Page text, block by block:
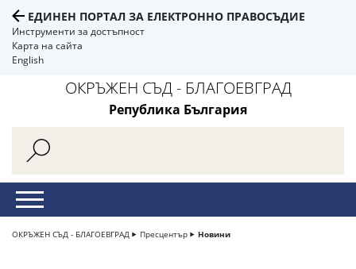
ЕДИНЕН ПОРТАЛ ЗА ЕЛЕКТРОННО ПРАВОСЪДИЕ
Инструменти за достъпност
Карта на сайта
English
ОКРЪЖЕН СЪД - БЛАГОЕВГРАД
Република България
ОКРЪЖЕН СЪД - БЛАГОЕВГРАД Пресцентър Новини